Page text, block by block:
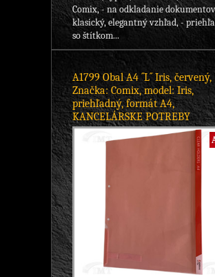
Comix, - na odkladanie
klasický, elegantný vzhľad, -
so štítkom...
A1799 Obal A4 ´´L´´ Iris, červený,
Značka: Comix, model: Iris,
priehľadný, formát A4,
KANCELÁRSKE POTREBY